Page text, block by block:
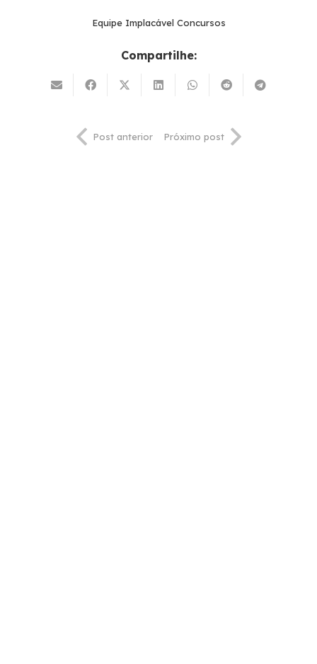
Equipe Implacável Concursos
Compartilhe:
Post anterior Próximo post